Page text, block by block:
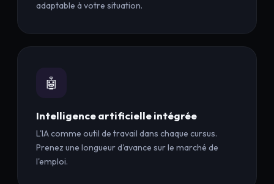
adaptable à votre situation.
🤖
Intelligence artificielle intégrée
L'IA comme outil de travail dans chaque cursus.
Prenez une longueur d'avance sur le marché de
l'emploi.